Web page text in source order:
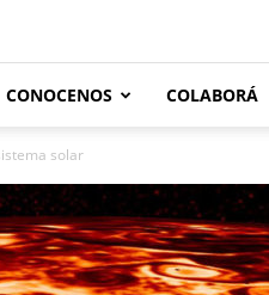
CONOCENOS COLABORÁ
solar